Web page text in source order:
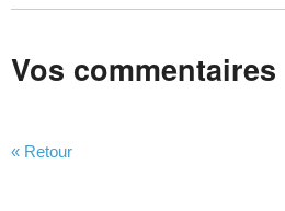
Vos commentaires
« Retour